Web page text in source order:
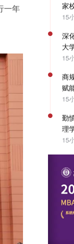
一年
家
15
深
大
（
15
商
赋
15
勤
理
15